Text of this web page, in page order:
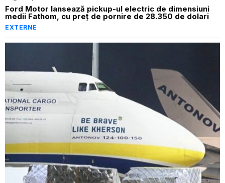
Ford Motor lansează pickup-ul electric de dimensiuni
medii Fathom, cu preț de pornire de 28.350 de dolari
EXTERNE